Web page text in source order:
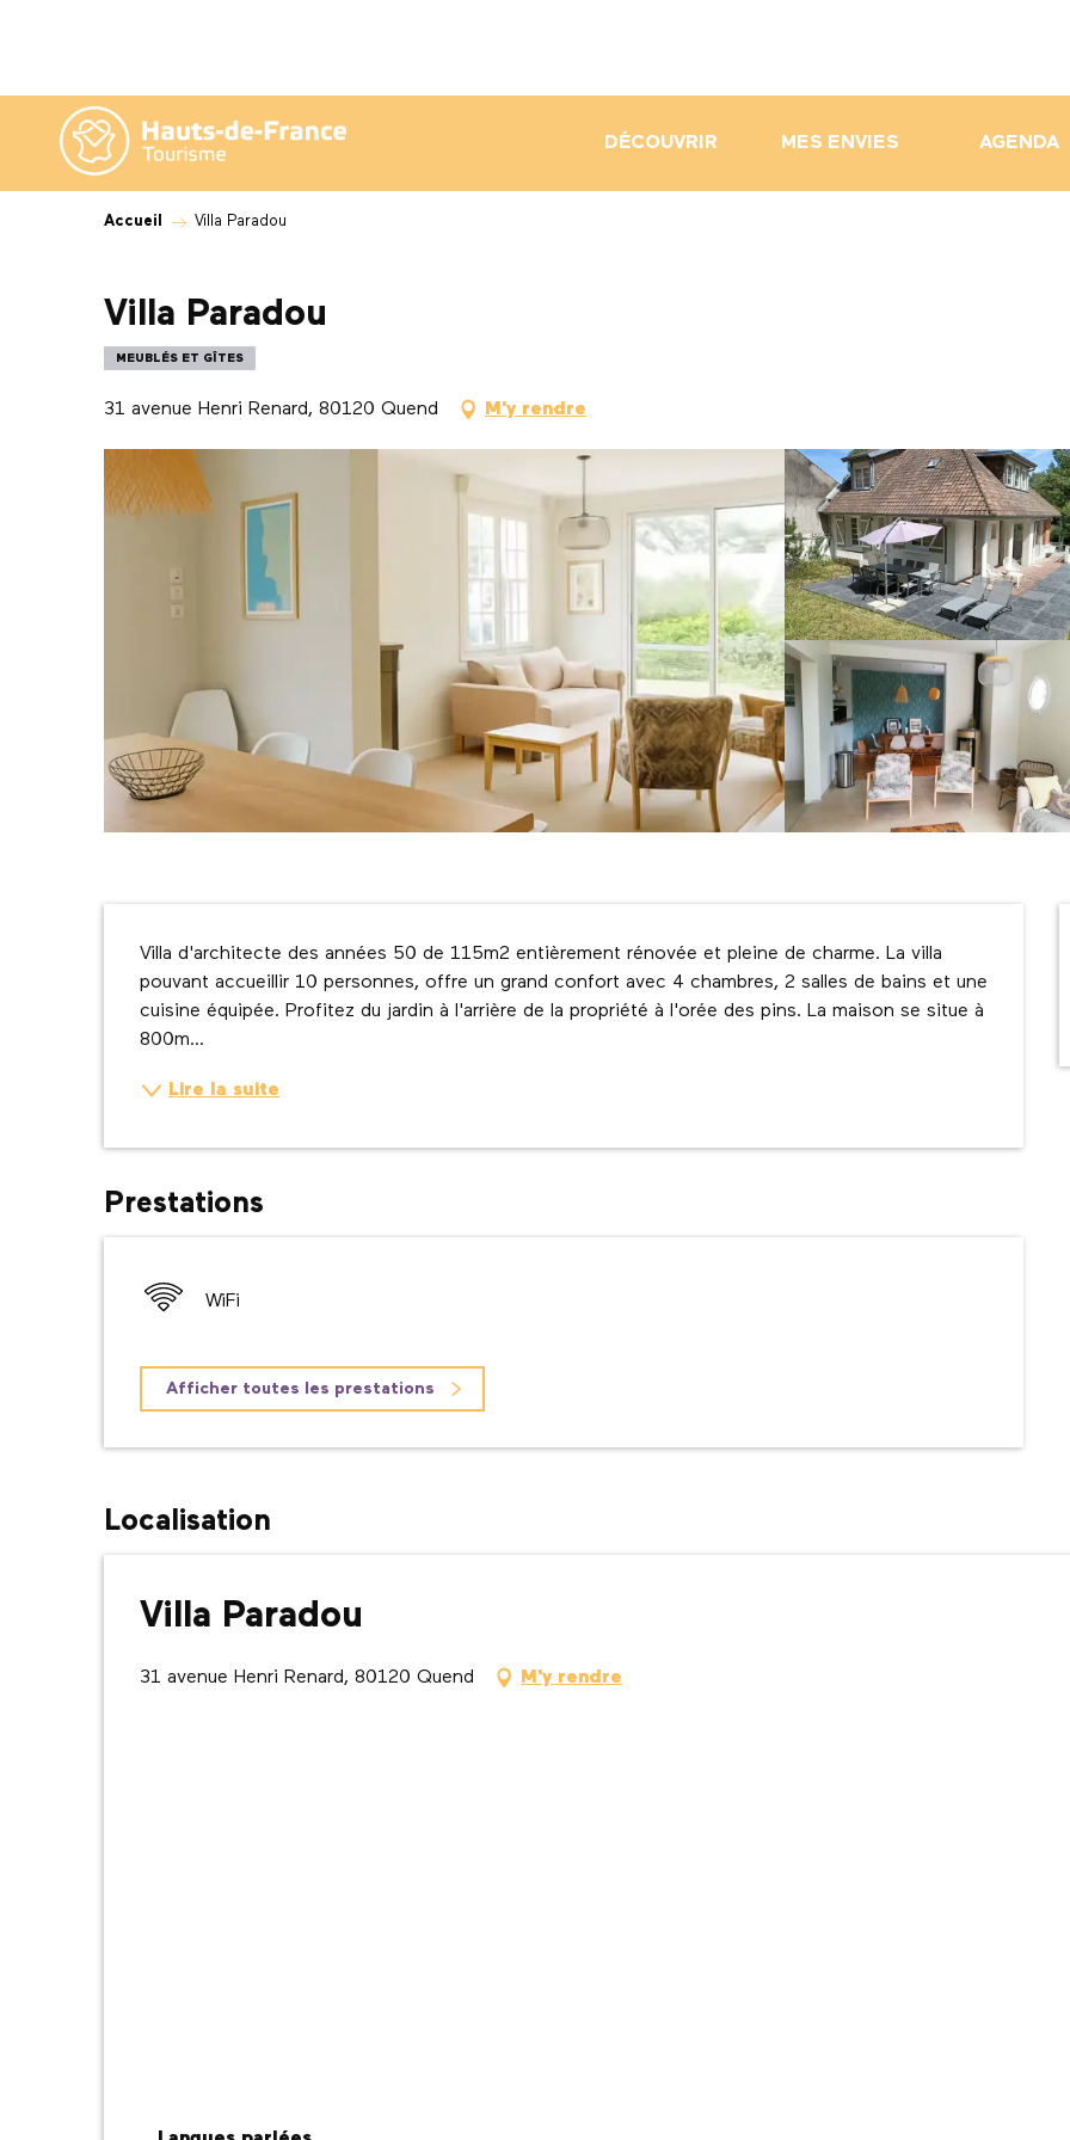
contenu
principal
DÉCOUVRIR MES ENVIES AGENDA
Accueil Villa Paradou
Villa Paradou
MEUBLÉS ET GÎTES
31 avenue Henri Renard, 80120 Quend M'y rendre
Description
Villa d'architecte des années 50 de 115m2 entièrement rénovée et pleine de charme. La villa
pouvant accueillir 10 personnes, offre un grand confort avec 4 chambres, 2 salles de bains et une
cuisine équipée. Profitez du jardin à l'arrière de la propriété à l'orée des pins. La maison se situe à
800m...
Lire la suite
Prestations
WiFi
Afficher toutes les prestations
Localisation
Villa Paradou
31 avenue Henri Renard, 80120 Quend M'y rendre